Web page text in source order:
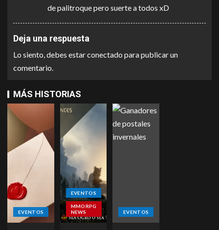
de palitroque pero suerte a todos xD
Deja una respuesta
Lo siento, debes estarconectado para publicar un
comentario.
MÁS HISTORIAS
EVENTOS
EVENTOS
MMORPG
NEWS
EVENTOS